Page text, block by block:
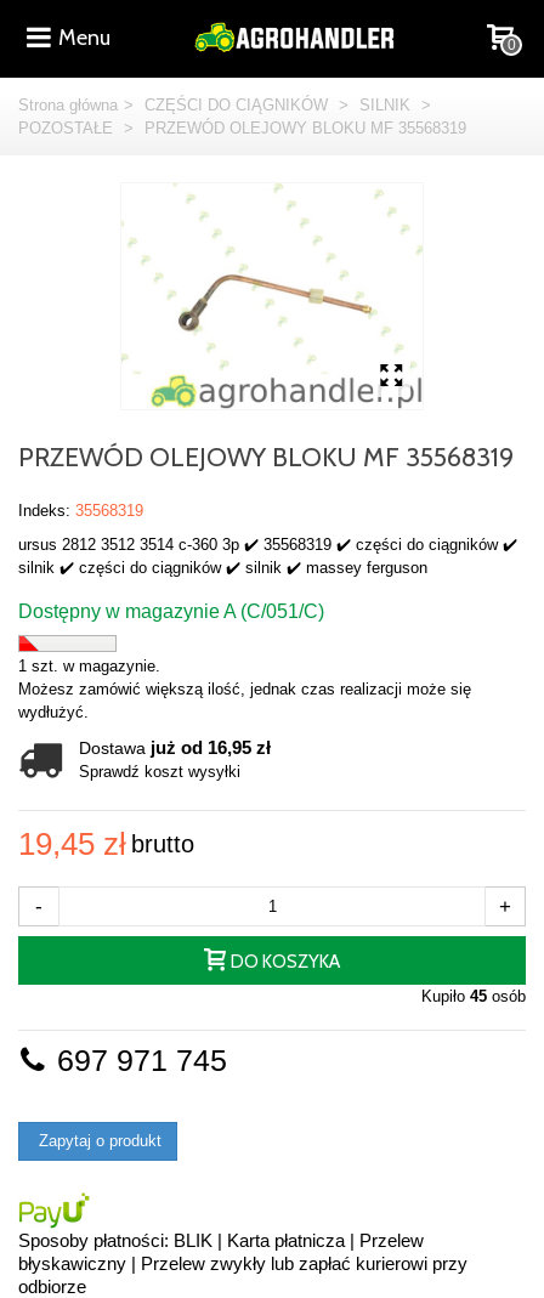
Menu 0
Strona główna > CZĘŚCI DO CIĄGNIKÓW > SILNIK
>
POZOSTAŁE
> PRZEWÓD OLEJOWY BLOKU MF 35568319
PRZEWÓD OLEJOWY BLOKU MF 35568319
Indeks: 35568319
ursus 2812 3512 3514 c-360 3p ✔️ 35568319 ✔️ części do ciągników ✔️
silnik ✔️ części do ciągników ✔️ silnik ✔️ massey ferguson
Dostępny w magazynie A (C/051/C)
1 szt. w magazynie.
Możesz zamówić większą ilość, jednak czas realizacji może się
wydłużyć.
Dostawa już od 16,95 zł
Sprawdź koszt wysyłki
19,45 zł brutto
- +
DO KOSZYKA
Kupiło 45 osób
697 971 745
Zapytaj o produkt
Sposoby płatności: BLIK | Karta płatnicza | Przelew
błyskawiczny | Przelew zwykły lub zapłać kurierowi przy
odbiorze